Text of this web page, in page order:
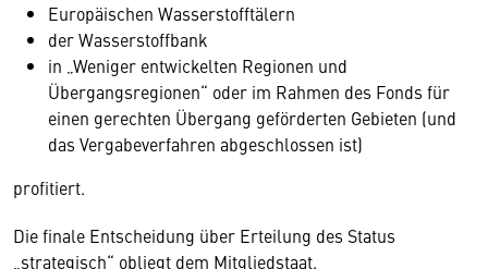
Europäischen Wasserstofftälern
der Wasserstoffbank
in „Weniger entwickelten Regionen und
Übergangsregionen“ oder im Rahmen des Fonds für
einen gerechten Übergang geförderten Gebieten (und
das Vergabeverfahren abgeschlossen ist)
profitiert.
Die finale Entscheidung über Erteilung des Status
„strategisch“ obliegt dem Mitgliedstaat.